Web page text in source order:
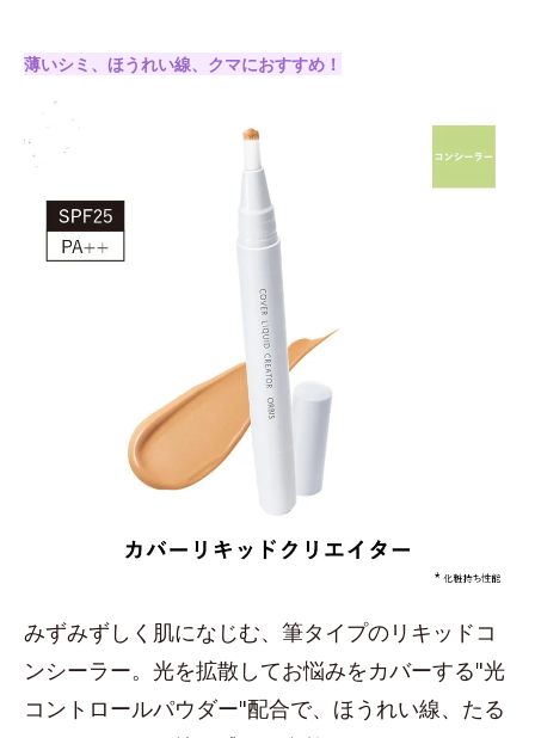
薄いシミ、ほうれい線、クマにおすすめ！
みずみずしく肌になじむ、筆タイプのリキッドコ
ンシーラー。光を拡散してお悩みをカバーする"光
コントロールパウダー"配合で、ほうれい線、たる